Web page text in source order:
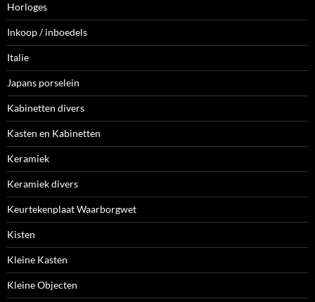
Horloges
Inkoop / inboedels
Italie
Japans porselein
Kabinetten divers
Kasten en Kabinetten
Keramiek
Keramiek divers
Keurtekenplaat Waarborgwet
Kisten
Kleine Kasten
Kleine Objecten